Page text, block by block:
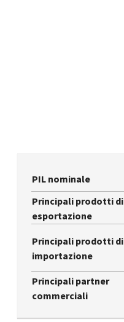
PIL nominale
Principali prodotti di
esportazione
Principali prodotti di
importazione
Principali partner
commerciali